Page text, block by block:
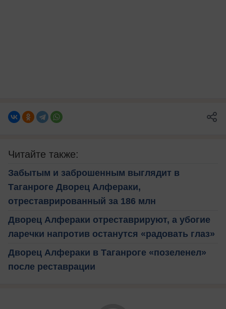
Читайте также:
Забытым и заброшенным выглядит в
Таганроге Дворец Алфераки,
отреставрированный за 186 млн
Дворец Алфераки отреставрируют, а убогие
ларечки напротив останутся «радовать глаз»
Дворец Алфераки в Таганроге «позеленел»
после реставрации